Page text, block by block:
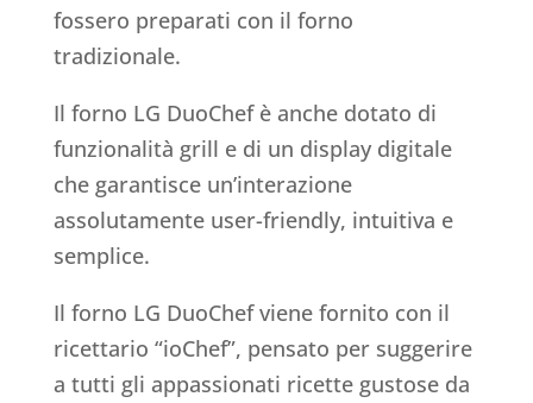
fossero preparati con il forno
tradizionale.
Il forno LG DuoChef è anche dotato di
funzionalità grill e di un display digitale
che garantisce un’interazione
assolutamente user-friendly, intuitiva e
semplice.
Il forno LG DuoChef viene fornito con il
ricettario “ioChef”, pensato per suggerire
a tutti gli appassionati ricette gustose da